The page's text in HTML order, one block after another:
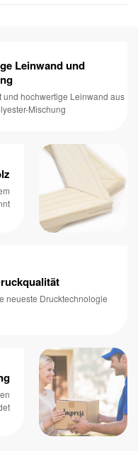
Leinwand und
und hochwertige Leinwand aus
Mischung
neueste Drucktechnologie